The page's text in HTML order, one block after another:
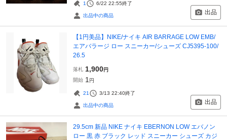
1 6/22 22:55終了
出品中の商品 出品
【1円美品】NIKE/ナイキ AIR BARRAGE LOW EMB/
エアバラージ ロー スニーカー/シューズ CJ5395-100/
26.5
落札 1,900円
開始 1 円
21 3/13 22:40終了
出品中の商品 出品
29.5cm 新品 NIKE ナイキ EBERNON LOW エバノン
ロー 黒 赤 ブラック レッド スニーカー シューズ カジ